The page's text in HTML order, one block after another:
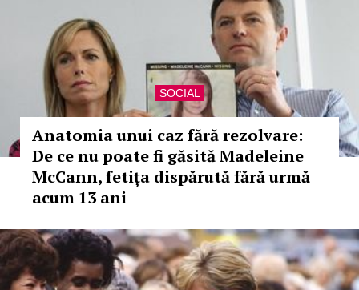
SOCIAL
Anatomia unui caz fără rezolvare:
De ce nu poate fi găsită Madeleine
McCann, fetița dispărută fără urmă
acum 13 ani